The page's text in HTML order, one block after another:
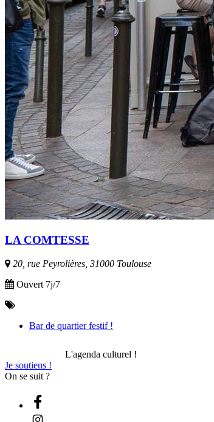
LA COMTESSE
20, rue Peyrolières, 31000 Toulouse
Ouvert 7j/7
Bar de quartier festif !
L'agenda culturel !
Je soutiens !
On se suit ?